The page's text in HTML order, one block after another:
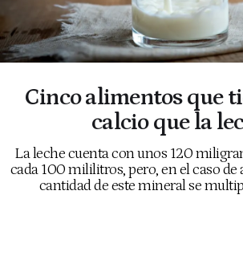
Cinco alimentos que
calcio que la
La leche cuenta con unos 120
cada 100 mililitros, pero, en el caso de
cantidad de este mineral se